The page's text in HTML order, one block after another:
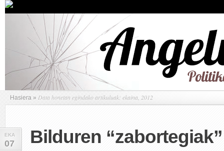
Hasiera » Data honetan egindako artikuluak: ekaina, 2012
EKA
07 Bilduren “zabortegiak”